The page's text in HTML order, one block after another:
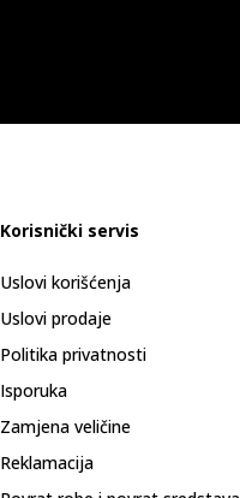
Korisnički servis
Uslovi korišćenja
Uslovi prodaje
Politika privatnosti
Isporuka
Zamjena veličine
Reklamacija